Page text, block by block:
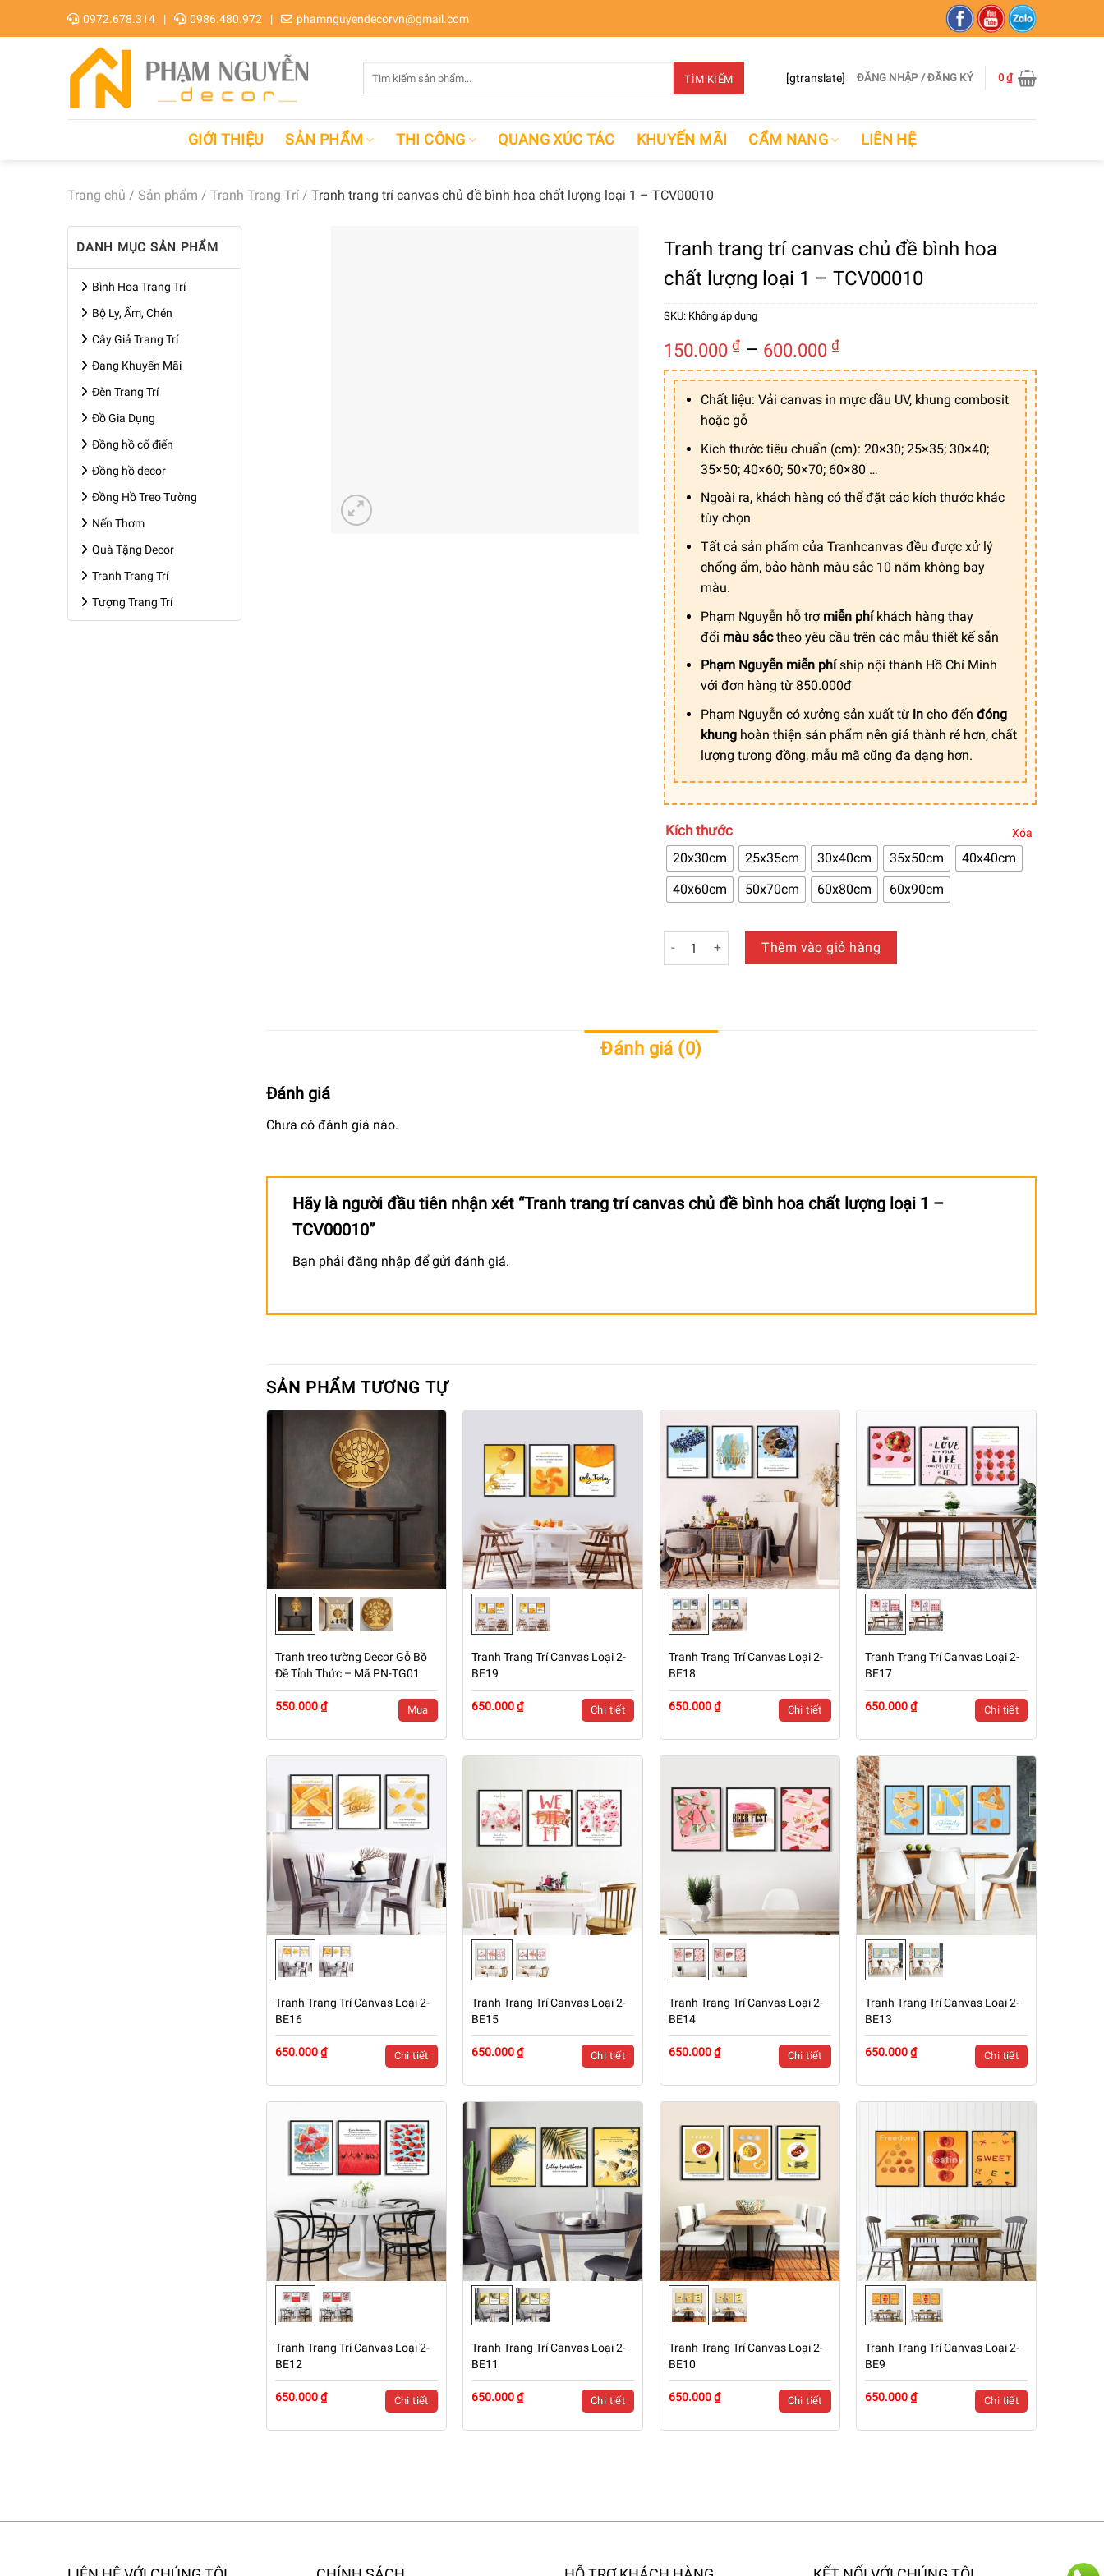
0972.678.314 0986.480.972 phamnguyendecorvn@gmail.com
Tìm
kiếm:
TÌM KIẾM [gtranslate] ĐĂNG NHẬP / ĐĂNG KÝ 0₫
GIỚI THIỆU SẢN PHẨM THI CÔNG QUANG XÚC TÁC KHUYẾN MÃI CẨM NANG LIÊN HỆ
Trang chủ / Sản phẩm / Tranh Trang Trí / Tranh trang trí canvas chủ đề bình hoa chất lượng loại 1 – TCV00010
DANH MỤC SẢN PHẨM
Bình Hoa Trang Trí
Bộ Ly, Ấm, Chén
Cây Giả Trang Trí
Đang Khuyến Mãi
Đèn Trang Trí
Đồ Gia Dụng
Đồng hồ cổ điển
Đồng hồ decor
Đồng Hồ Treo Tường
Nến Thơm
Quà Tặng Decor
Tranh Trang Trí
Tượng Trang Trí
Tranh trang trí canvas chủ đề bình hoa
chất lượng loại 1 – TCV00010
SKU: Không áp dụng
150.000 ₫ – 600.000 ₫Khoảng
giá:
150.000 ₫
600.000 ₫
Chất liệu: Vải canvas in mực dầu UV, khung combosit
hoặc gỗ
Kích thước tiêu chuẩn (cm): 20×30; 25×35; 30×40;
35×50; 40×60; 50×70; 60×80 …
Ngoài ra, khách hàng có thể đặt các kích thước khác
tùy chọn
Tất cả sản phẩm của Tranhcanvas đều được xử lý
chống ẩm, bảo hành màu sắc 10 năm không bay
màu.
Phạm Nguyễn hỗ trợ miễn phíkhách hàng thay
đổi màu sắctheo yêu cầu trên các mẫu thiết kế sẵn
Phạm Nguyễn miễn phíship nội thành Hồ Chí Minh
với đơn hàng từ 850.000đ
Phạm Nguyễn có xưởng sản xuất từ incho đến đóng
khunghoàn thiện sản phẩm nên giá thành rẻ hơn, chất
lượng tương đồng, mẫu mã cũng đa dạng hơn.
Kích thước
20x30cm 25x35cm 30x40cm 35x50cm
40x40cm
40x60cm
50x70cm 60x80cm 60x90cm
Xóa
Tranh trang trí canvas chủ đề bình hoa chất lượng loại 1 - TCV00010 số
Thêm vào giỏ hàng
Đánh giá (0)
Đánh giá
Chưa có đánh giá nào.
Hãy là người đầu tiên nhận xét “Tranh trang trí canvas chủ đề bình hoa chất lượng loại 1 –
TCV00010”
Bạn phải đăng nhập để gửi đánh giá.
SẢN PHẨM TƯƠNG TỰ
Tranh treo tường Decor Gỗ Bồ
Đề Tỉnh Thức – Mã PN-TG01
550.000 ₫ Mua
Tranh Trang Trí Canvas Loại 2-
BE19
650.000 ₫ Chi tiết
Tranh Trang Trí Canvas Loại 2-
BE18
650.000 ₫ Chi tiết
Tranh Trang Trí Canvas Loại 2-
BE17
650.000 ₫ Chi tiết
Tranh Trang Trí Canvas Loại 2-
BE16
650.000 ₫ Chi tiết
Tranh Trang Trí Canvas Loại 2-
BE15
650.000 ₫ Chi tiết
Tranh Trang Trí Canvas Loại 2-
BE14
650.000 ₫ Chi tiết
Tranh Trang Trí Canvas Loại 2-
BE13
650.000 ₫ Chi tiết
Tranh Trang Trí Canvas Loại 2-
BE12
650.000 ₫ Chi tiết
Tranh Trang Trí Canvas Loại 2-
BE11
650.000 ₫ Chi tiết
Tranh Trang Trí Canvas Loại 2-
BE10
650.000 ₫ Chi tiết
Tranh Trang Trí Canvas Loại 2-
BE9
650.000 ₫ Chi tiết